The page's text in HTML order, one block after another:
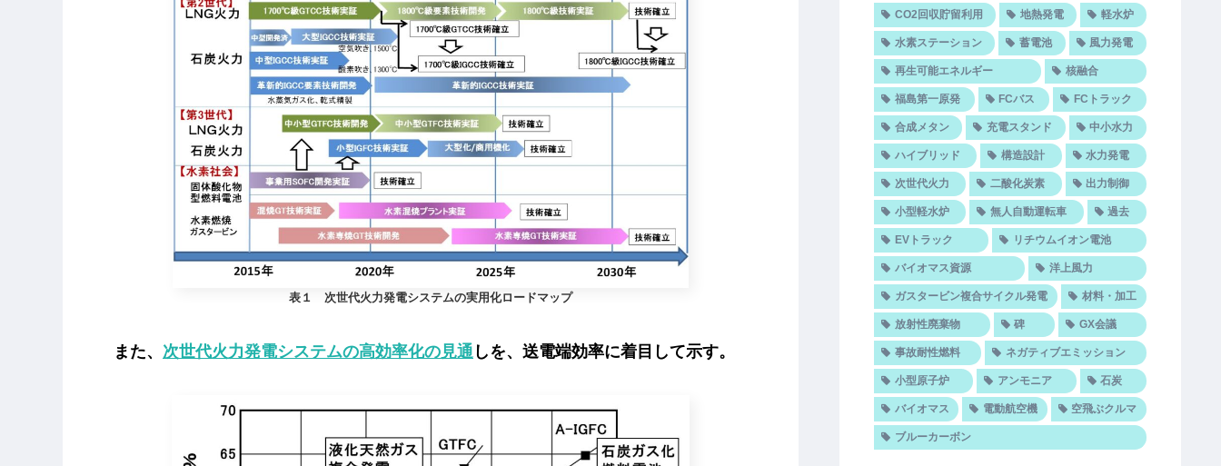
表１ 次世代火力発電システムの実用化ロードマップ
また、 次世代火力発電システムの高効率化の見通 しを、送電端効率に着目して示す。
CO2回収貯留利用 地熱発電 軽水炉
水素ステーション 蓄電池 風力発電
再生可能エネルギー 核融合
福島第一原発 FCバス FCトラック
合成メタン 充電スタンド 中小水力
ハイブリッド 構造設計 水力発電
次世代火力 二酸化炭素 出力制御
小型軽水炉 無人自動運転車 過去
EVトラック リチウムイオン電池
バイオマス資源 洋上風力
ガスタービン複合サイクル発電 材料・加工
放射性廃棄物 碑 GX会議
事故耐性燃料 ネガティブエミッション
小型原子炉 アンモニア 石炭
バイオマス 電動航空機 空飛ぶクルマ
ブルーカーボン